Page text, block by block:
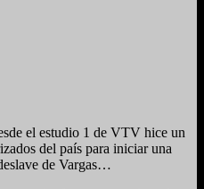
el estudio 1 de VTV hice un
del país para iniciar una
de Vargas…